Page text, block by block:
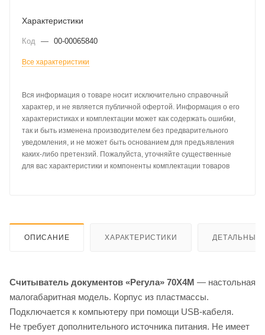
Характеристики
Код — 00-00065840
Все характеристики
Вся информация о товаре носит исключительно справочный
характер, и не является публичной офертой. Информация о его
характеристиках и комплектации может как содержать ошибки,
так и быть изменена производителем без предварительного
уведомления, и не может быть основанием для предъявления
каких-либо претензий. Пожалуйста, уточняйте существенные
для вас характеристики и компоненты комплектации товаров
ОПИСАНИЕ ХАРАКТЕРИСТИКИ ДЕТАЛЬНЫЕ
Считыватель документов «Регула» 70X4M — настольная
малогабаритная модель. Корпус из пластмассы.
Подключается к компьютеру при помощи USB-кабеля.
Не требует дополнительного источника питания. Не имеет